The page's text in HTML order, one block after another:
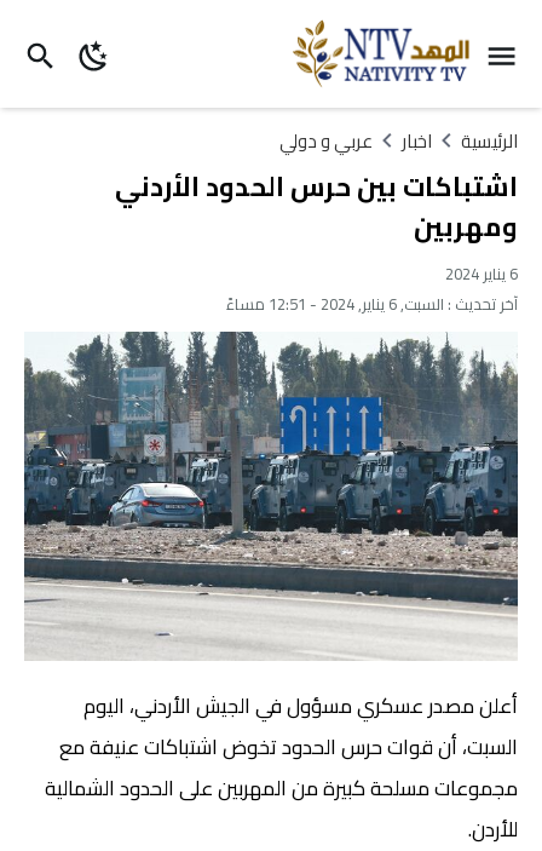
الرئيسية اخبار عربي و دولي
اشتباكات بين حرس الحدود الأردني
ومهربين
6 يناير 2024
آخر تحديث : السبت, 6 يناير, 2024 - 12:51 مساءً
أعلن مصدر عسكري مسؤول في الجيش الأردني، اليوم
السبت، أن قوات حرس الحدود تخوض اشتباكات عنيفة مع
مجموعات مسلحة كبيرة من المهربين على الحدود الشمالية
للأردن.